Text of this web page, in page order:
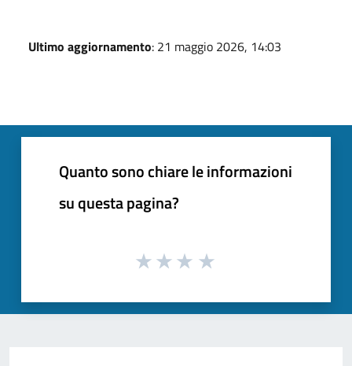
Ultimo aggiornamento: 21 maggio 2026, 14:03
Quanto sono chiare le informazioni
su questa pagina?